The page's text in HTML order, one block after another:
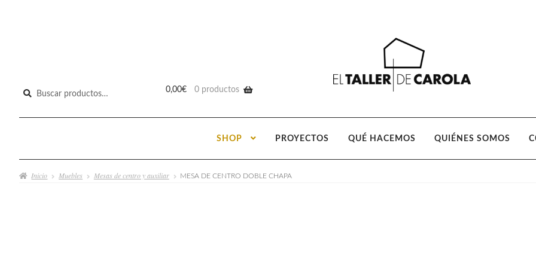
Buscar
0,00€ 0 productos
SHOP PROYECTOS QUÉ HACEMOS QUIÉNES SOMOS
Inicio Muebles Mesas de centro y auxiliar MESA DE CENTRO DOBLE CHAPA